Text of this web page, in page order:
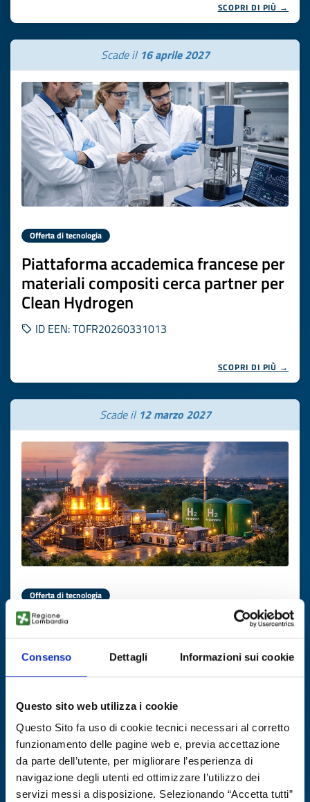
Consenso Dettagli Informazioni sui cookie
Questo sito web utilizza i cookie
Questo Sito fa uso di cookie tecnici necessari al corretto
funzionamento delle pagine web e, previa accettazione
da parte dell’utente, per migliorare l’esperienza di
navigazione degli utenti ed ottimizzare l’utilizzo dei
servizi messi a disposizione. Selezionando “Accetta tutti”
SCOPRI DI PIÙ →
Scade il 16 aprile 2027
Offerta di tecnologia
Piattaforma accademica francese per
materiali compositi cerca partner per
Clean Hydrogen
ID EEN: TOFR20260331013
SCOPRI DI PIÙ →
Scade il 12 marzo 2027
Offerta di tecnologia
PMI francese offre processo di
gassificazione a vapore di rifiuti
organici per produzione H2
SCOPRI DI PIÙ →
Scade il19 febbraio 2027